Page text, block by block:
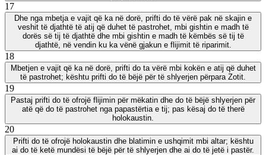
17
Dhe nga mbetja e vajit që ka në dorë, prifti do të vërë pak në skajin e
veshit të djathtë të atij që duhet të pastrohet, mbi gishtin e madh të
dorës së tij të djathtë dhe mbi gishtin e madh të këmbës së tij të
djathtë, në vendin ku ka vënë gjakun e flijimit të riparimit.
18
Mbetjen e vajit që ka në dorë, prifti do ta vërë mbi kokën e atij që duhet
të pastrohet; kështu prifti do të bëjë për të shlyerjen përpara Zotit.
19
Pastaj prifti do të ofrojë flijimin për mëkatin dhe do të bëjë shlyerjen për
atë që do të pastrohet nga papastërtia e tij; pas kësaj do të therë
holokaustin.
20
Prifti do të ofrojë holokaustin dhe blatimin e ushqimit mbi altar; kështu
ai do të ketë mundësi të bëjë për të shlyerjen dhe ai do të jetë i pastër.